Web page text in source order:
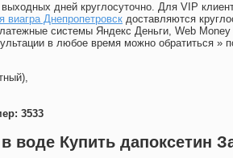
дней круглосуточно. Для VIP
виагра Днепропетровск доставляются
системы Яндекс Деньги, Web Money
в любое время можно обратиться »
3533
воде Купить дапоксетин